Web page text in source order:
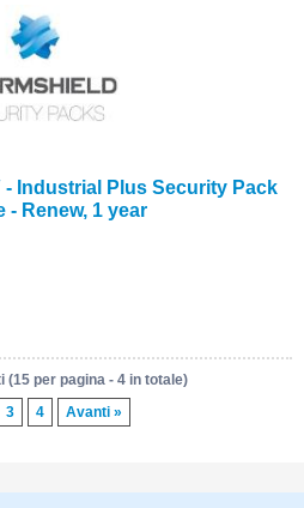
- Industrial Plus Security Pack
Renew, 1 year
per pagina - 4 in totale)
3 4 Avanti »